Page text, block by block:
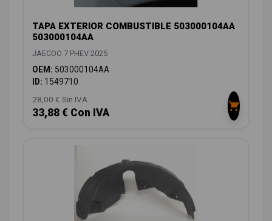
TAPA EXTERIOR COMBUSTIBLE 503000104AA
503000104AA
JAECOO 7 PHEV 2025
OEM: 503000104AA
ID: 1549710
28,00 € Sin IVA
33,88 € Con IVA